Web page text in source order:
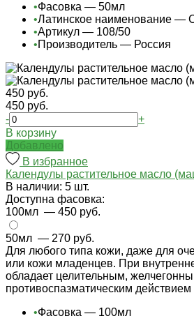
•Фасовка — 50мл
•Латинское наименование —
•Артикул — 108/50
•Производитель — Россия
450 руб.
450 руб.
-
+
В корзину
Добавлено
В избранное
Календулы растительное масло
В наличии: 5 шт.
Доступна фасовка:
100мл — 450 руб.
50мл — 270 руб.
Для любого типа кожи, даже для
или кожи младенцев. При
обладает целительным,
противоспазматическим действием
•Фасовка — 100мл